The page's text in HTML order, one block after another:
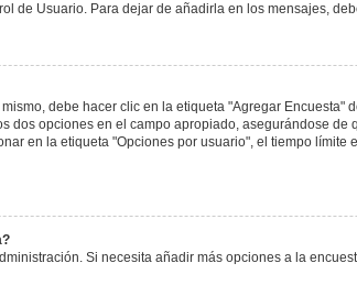
de Usuario. Para dejar de añadirla en los mensajes,
debe hacer clic en la etiqueta "Agregar
dos opciones en el campo apropiado, asegurándose
en la etiqueta "Opciones por usuario", el tiempo
Si necesita añadir más opciones a la